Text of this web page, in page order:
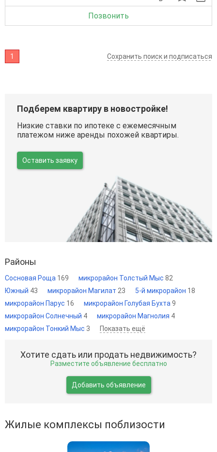
Позвонить
1 Сохранить поиск и подписаться
Подберем квартиру в новостройке!
Низкие ставки по ипотеке с ежемесячным
платежом ниже аренды похожей квартиры.
Оставить заявку
Районы
Сосновая Роща 169 микрорайон Толстый Мыс 82
Южный 43 микрорайон Магилат 23 5-й микрорайон 18
микрорайон Парус 16 микрорайон Голубая Бухта 9
микрорайон Солнечный 4 микрорайон Магнолия 4
микрорайон Тонкий Мыс 3 Показать ещё
Хотите сдать или продать недвижимость?
Разместите объявление бесплатно
Добавить объявление
Жилые комплексы поблизости